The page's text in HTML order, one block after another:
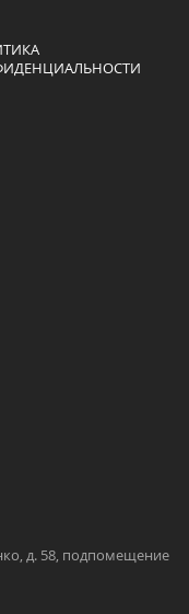
д. 58, подпомещение